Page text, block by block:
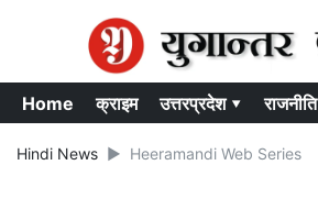
Home क्राइम उत्तरप्रदेश ▾ राजनीति
Hindi News Heeramandi Web Series